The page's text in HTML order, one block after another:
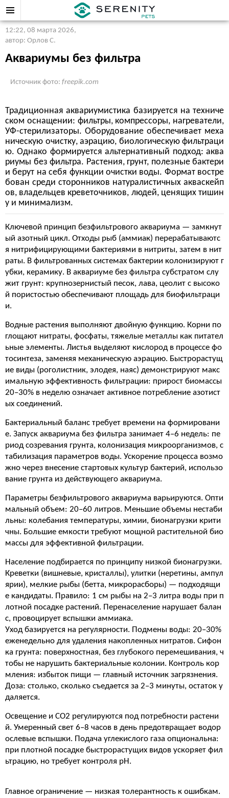
12:22, 08 марта 2026,
автор: Орлов С.
Аквариумы без фильтра
Источник фото: freepik.com
Традиционная аквариумистика базируется на техниче
ском оснащении: фильтры, компрессоры, нагреватели,
УФ-стерилизаторы. Оборудование обеспечивает меха
ническую очистку, аэрацию, биологическую фильтраци
ю. Однако формируется альтернативный подход: аква
риумы без фильтра. Растения, грунт, полезные бактери
и берут на себя функции очистки воды. Формат востре
бован среди сторонников натуралистичных акваскейп
ов, владельцев креветочников, людей, ценящих тишин
у и минимализм.
Ключевой принцип безфильтрового аквариума — замкнут
ый азотный цикл. Отходы рыб (аммиак) перерабатываютс
я нитрифицирующими бактериями в нитриты, затем в нит
раты. В фильтрованных системах бактерии колонизируют г
убки, керамику. В аквариуме без фильтра субстратом слу
жит грунт: крупнозернистый песок, лава, цеолит с высоко
й пористостью обеспечивают площадь для биофильтраци
и.
Водные растения выполняют двойную функцию. Корни по
глощают нитраты, фосфаты, тяжелые металлы как питател
ьные элементы. Листья выделяют кислород в процессе фо
тосинтеза, заменяя механическую аэрацию. Быстрорастущ
ие виды (роголистник, элодея, наяс) демонстрируют макс
имальную эффективность фильтрации: прирост биомассы
20–30% в неделю означает активное потребление азотист
ых соединений.
Бактериальный баланс требует времени на формировани
е. Запуск аквариума без фильтра занимает 4–6 недель: пе
риод созревания грунта, колонизация микроорганизмов, с
табилизация параметров воды. Ускорение процесса возмо
жно через внесение стартовых культур бактерий, использо
вание грунта из действующего аквариума.
Параметры безфильтрового аквариума варьируются. Опти
мальный объем: 20–60 литров. Меньшие объемы нестаби
льны: колебания температуры, химии, бионагрузки крити
чны. Большие емкости требуют мощной растительной био
массы для эффективной фильтрации.
Население подбирается по принципу низкой бионагрузки.
Креветки (вишневые, кристаллы), улитки (неретины, ампул
ярии), мелкие рыбы (бетта, микрорасборы) — подходящи
е кандидаты. Правило: 1 см рыбы на 2–3 литра воды при п
лотной посадке растений. Перенаселение нарушает балан
с, провоцирует вспышки аммиака.
Уход базируется на регулярности. Подмены воды: 20–30%
еженедельно для удаления накопленных нитратов. Сифон
ка грунта: поверхностная, без глубокого перемешивания, ч
тобы не нарушить бактериальные колонии. Контроль кор
мления: избыток пищи — главный источник загрязнения.
Доза: столько, сколько съедается за 2–3 минуты, остаток у
даляется.
Освещение и СО2 регулируются под потребности растени
й. Умеренный свет 6–8 часов в день предотвращает водор
ослевые вспышки. Подача углекислого газа опциональна:
при плотной посадке быстрорастущих видов ускоряет фил
ьтрацию, но требует контроля pH.
Главное ограничение — низкая толерантность к ошибкам.